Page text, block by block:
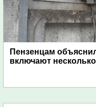
Пензенцам
включают